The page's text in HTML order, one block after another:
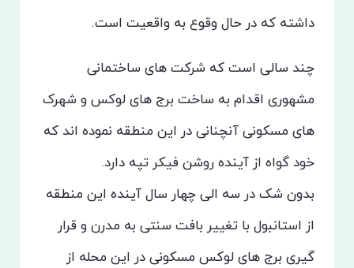
داشته که در حال وقوع به واقعیت است.
چند سالی است که شرکت های ساختمانی
مشهوری اقدام به ساخت برج های لوکس و شهرک
های مسکونی آنچنانی در این منطقه نموده اند که
خود گواه از آینده روشن فیکر تپه دارد.
بدون شک در سه الی چهار سال آینده این منطقه
از استانبول با تغییر بافت سنتی به مدرن و قرار
گیری برج های لوکس مسکونی در این محله از